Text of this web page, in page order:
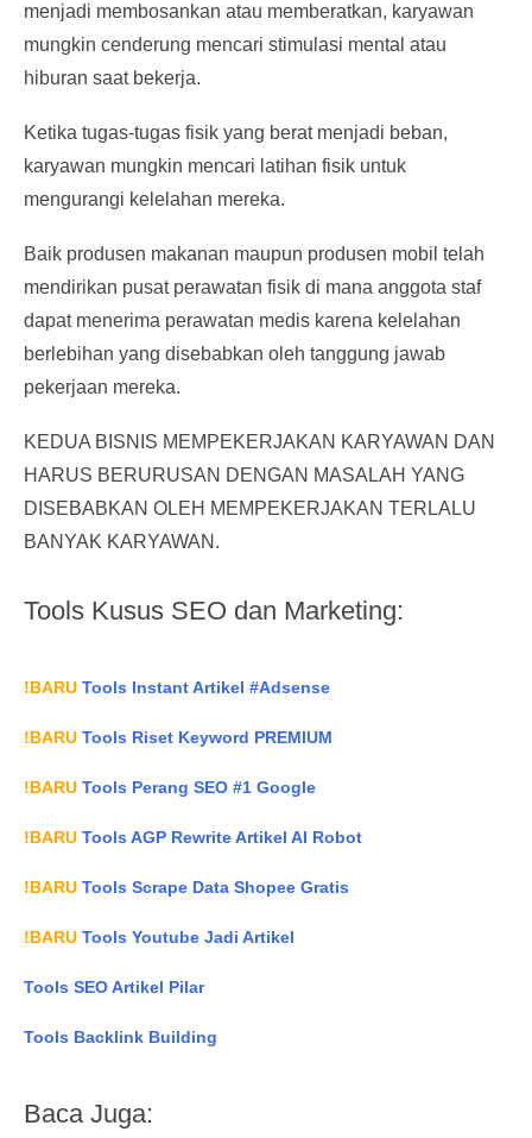
menjadi membosankan atau memberatkan, karyawan
mungkin cenderung mencari stimulasi mental atau
hiburan saat bekerja.
Ketika tugas-tugas fisik yang berat menjadi beban,
karyawan mungkin mencari latihan fisik untuk
mengurangi kelelahan mereka.
Baik produsen makanan maupun produsen mobil telah
mendirikan pusat perawatan fisik di mana anggota staf
dapat menerima perawatan medis karena kelelahan
berlebihan yang disebabkan oleh tanggung jawab
pekerjaan mereka.
KEDUA BISNIS MEMPEKERJAKAN KARYAWAN DAN
HARUS BERURUSAN DENGAN MASALAH YANG
DISEBABKAN OLEH MEMPEKERJAKAN TERLALU
BANYAK KARYAWAN.
Tools Kusus SEO dan Marketing:
!BARU Tools Instant Artikel #Adsense
!BARU Tools Riset Keyword PREMIUM
!BARU Tools Perang SEO #1 Google
!BARU Tools AGP Rewrite Artikel AI Robot
!BARU Tools Scrape Data Shopee Gratis
!BARU Tools Youtube Jadi Artikel
Tools SEO Artikel Pilar
Tools Backlink Building
Baca Juga: